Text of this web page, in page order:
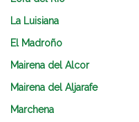
La Luisiana
El Madroño
Mairena del Alcor
Mairena del Aljarafe
Marchena